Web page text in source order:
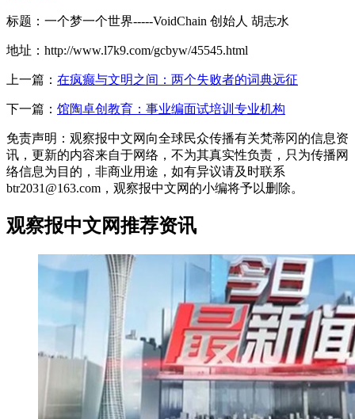
标题：一个梦一个世界-----VoidChain 创始人 胡志水
地址：http://www.l7k9.com/gcbyw/45545.html
上一篇： 在疯癫与文明之间：两个失败者的词典远征
下一篇： 馆陶卓创教育：事业编面试培训专业机构
免责声明：观察报中文网向全球民众传播有关梵蒂冈的信息资
讯，更新的内容来自于网络，不为其真实性负责，只为传播网
络信息为目的，非商业用途，如有异议请及时联系
btr2031@163.com，观察报中文网的小编将予以删除。
观察报中文网推荐资讯